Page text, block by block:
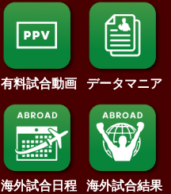
有料試合動画 データマニア
海外試合日程 海外試合結果